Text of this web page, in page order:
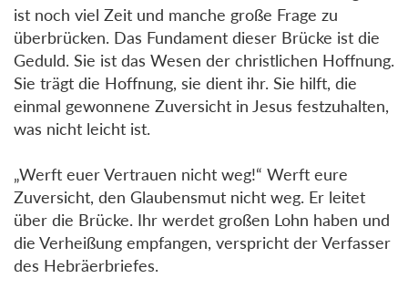
ist noch viel Zeit und manche große Frage zu
überbrücken. Das Fundament dieser Brücke ist die
Geduld. Sie ist das Wesen der christlichen Hoffnung.
Sie trägt die Hoffnung, sie dient ihr. Sie hilft, die
einmal gewonnene Zuversicht in Jesus festzuhalten,
was nicht leicht ist.
„Werft euer Vertrauen nicht weg!“ Werft eure
Zuversicht, den Glaubensmut nicht weg. Er leitet
über die Brücke. Ihr werdet großen Lohn haben und
die Verheißung empfangen, verspricht der Verfasser
des Hebräerbriefes.